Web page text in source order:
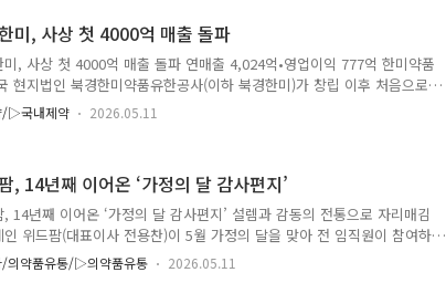
. 이번 전시회에서는 전 생애에 걸친 ‘액티브 라이프스타일(Active
과 ‘스포츠 영양학(Sports Nutrition)’에 대한 관심이 고령층과 여성
미, 사상 첫 4000억 매출 돌파
미, 사상 첫 4000억 매출 돌파 연매출 4,024억•영업이익 777억 한미약품
현지법인 북경한미약품유한공사(이하 북경한미)가 창립 이후 처음으로
4,000억 원을 돌파하며 한미그룹의 성장 전략을 뒷받침하고 있다. 북경한
동성이 큰 중국 의약품 시장 환경 속에서도 안정적인 성장세를 이어가며
1996년 설립 이후 축적해 온 현지화 전략과 제품 경쟁력이 결실을 맺은
, 정책 및 시장 환경 변화에 유연하게 대응하며 이뤄낸 내실 중심의 성장
점에서 의미가 크다는 평가다. 이 같은 안정적 실적을 바..
▷국내제약 2026.05.11
, 14년째 이어온 ‘가정의 달 감사편지’
, 14년째 이어온 ‘가정의 달 감사편지’ 설렘과 감동의 전통으로 자리매김
인 위드팜(대표이사 전용찬)이 5월 가정의 달을 맞아 전 임직원이 참여하
님께 감사편지 쓰기’ 행사를 진행하며 14년째 변함없는 감동을 이어가고
난 2013년 시작되어 올해로 14회째를 맞이한 이 행사는 이제 위드팜을
약품유통/▷의약품유통 2026.05.11